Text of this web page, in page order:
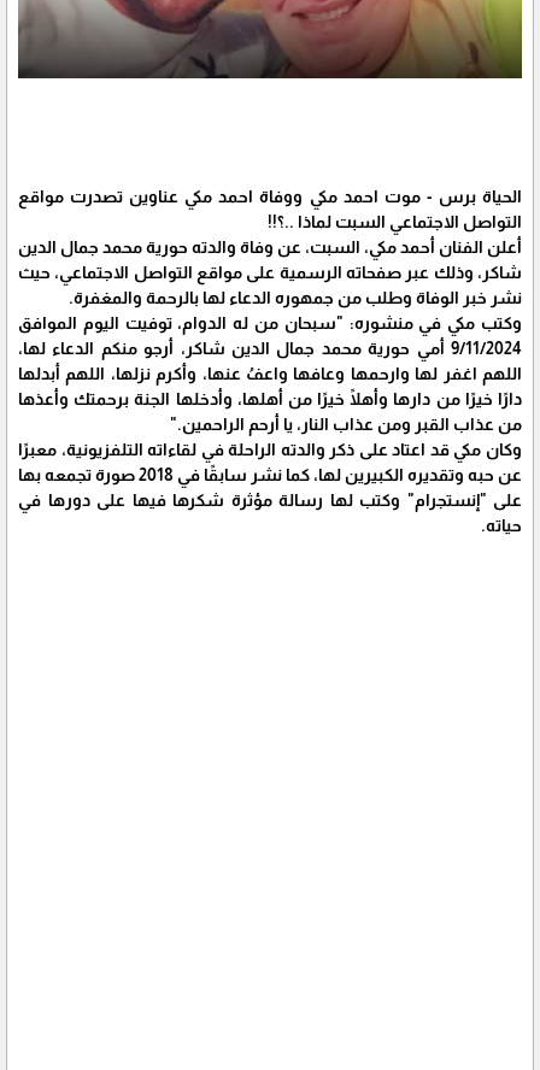
الحياة برس - موت احمد مكي ووفاة احمد مكي عناوين تصدرت مواقع
التواصل الاجتماعي السبت لماذا ..؟!!
أعلن الفنان أحمد مكي، السبت، عن وفاة والدته حورية محمد جمال الدين
شاكر، وذلك عبر صفحاته الرسمية على مواقع التواصل الاجتماعي، حيث
نشر خبر الوفاة وطلب من جمهوره الدعاء لها بالرحمة والمغفرة.
وكتب مكي في منشوره: "سبحان من له الدوام، توفيت اليوم الموافق
9/11/2024 أمي حورية محمد جمال الدين شاكر، أرجو منكم الدعاء لها،
اللهم اغفر لها وارحمها وعافها واعفُ عنها، وأكرم نزلها، اللهم أبدلها
دارًا خيرًا من دارها وأهلًا خيرًا من أهلها، وأدخلها الجنة برحمتك وأعذها
من عذاب القبر ومن عذاب النار، يا أرحم الراحمين."
وكان مكي قد اعتاد على ذكر والدته الراحلة في لقاءاته التلفزيونية، معبرًا
عن حبه وتقديره الكبيرين لها، كما نشر سابقًا في 2018 صورة تجمعه بها
على "إنستجرام" وكتب لها رسالة مؤثرة شكرها فيها على دورها في
حياته.